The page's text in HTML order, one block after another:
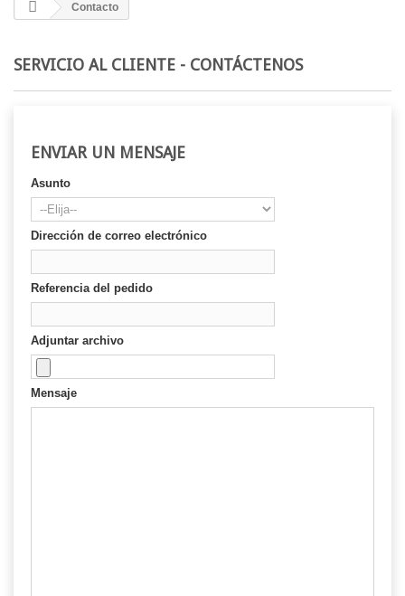
Contacto
SERVICIO AL CLIENTE - CONTÁCTENOS
ENVIAR UN MENSAJE
Asunto
Dirección de correo electrónico
Referencia del pedido
Adjuntar archivo
Mensaje